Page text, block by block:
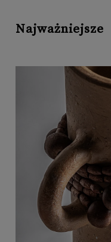
Najważniejsze